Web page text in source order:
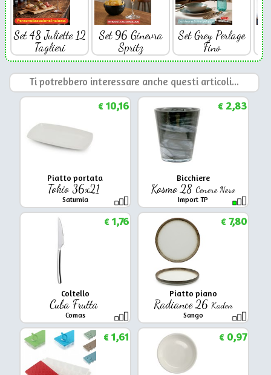
Set 48 Juliette 12
Taglieri
Set 96 Ginevra
Spritz
Set Grey Perlage
Fino
Ti potrebbero interessare anche questi articoli...
Piatto portata
Tokio 36x21
Saturnia
€10,16
Bicchiere
Kosmo 28Cenere Nero
Import TP
€2,83
Coltello
Cuba Frutta
Comas
€1,76
Piatto piano
Radiance 26 Kaden
Sango
€7,80
€1,61 €0,97